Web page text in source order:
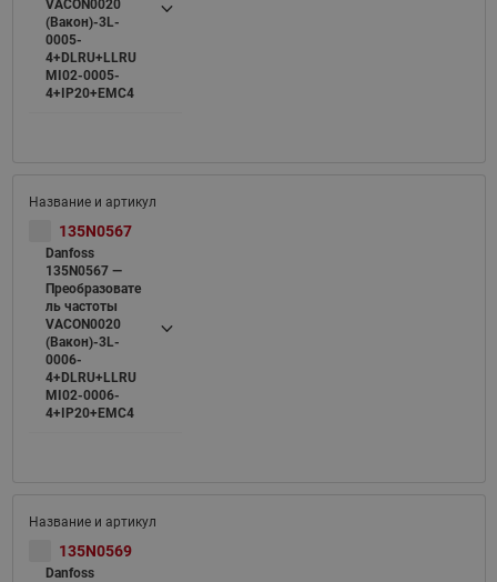
VACON0020
(Вакон)-3L-
0005-
4+DLRU+LLRU
MI02-0005-
4+IP20+EMC4
135N0567
Danfoss
135N0567 —
Преобразовате
ль частоты
VACON0020
(Вакон)-3L-
0006-
4+DLRU+LLRU
MI02-0006-
4+IP20+EMC4
135N0569
Danfoss